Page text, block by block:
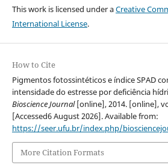
This work is licensed under aCreative
International License.
How to Cite
Pigmentos fotossintéticos e índice SPAD
intensidade do estresse por deficiência
Bioscience Journal[online], 2014. [online],
[Accessed6 August 2026]. Available from:
https://seer.ufu.br/index.php/
More Citation Formats